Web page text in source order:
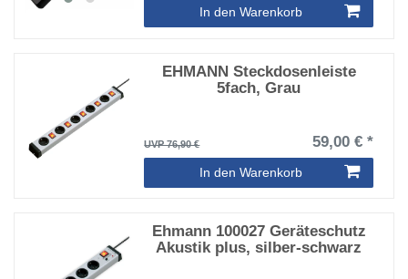
In den Warenkorb
EHMANN Steckdosenleiste
5fach, Grau
UVP 76,90 € 59,00 € *
In den Warenkorb
Ehmann 100027 Geräteschutz
Akustik plus, silber-schwarz